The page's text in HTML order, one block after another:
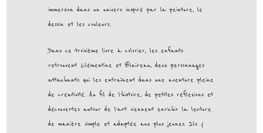
immersion dans un univers inspiré par la peinture, le
dessin et les couleurs.
Dans ce troisième livre à colorier, les enfants
retrouvent Clémentine et Blaireau, deux personnages
attachants qui les entraînent dans une aventure pleine
de créativité. Au fil de l’histoire, de petites réflexions et
découvertes autour de l’art viennent enrichir la lecture
de manière simple et adaptée aux plus jeunes. Ils y